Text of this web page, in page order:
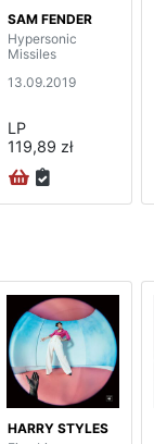
SAM FENDER
Hypersonic
Missiles
13.09.2019
LP
119,89 zł
HARRY STYLES